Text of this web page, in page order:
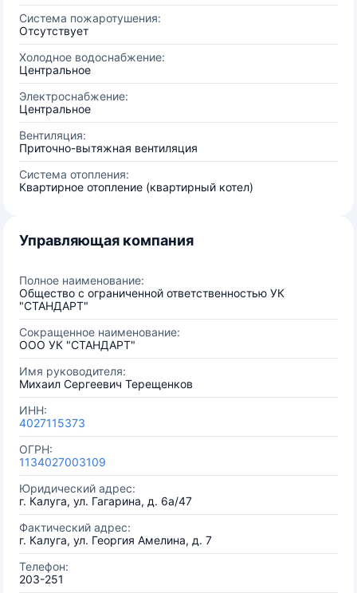
Система пожаротушения:
Отсутствует
Холодное водоснабжение:
Центральное
Электроснабжение:
Центральное
Вентиляция:
Приточно-вытяжная вентиляция
Система отопления:
Квартирное отопление (квартирный котел)
Управляющая компания
Полное наименование:
Общество с ограниченной ответственностью УК
"СТАНДАРТ"
Сокращенное наименование:
ООО УК "СТАНДАРТ"
Имя руководителя:
Михаил Сергеевич Терещенков
ИНН:
4027115373
ОГРН:
1134027003109
Юридический адрес:
г. Калуга, ул. Гагарина, д. 6а/47
Фактический адрес:
г. Калуга, ул. Георгия Амелина, д. 7
Телефон:
203-251